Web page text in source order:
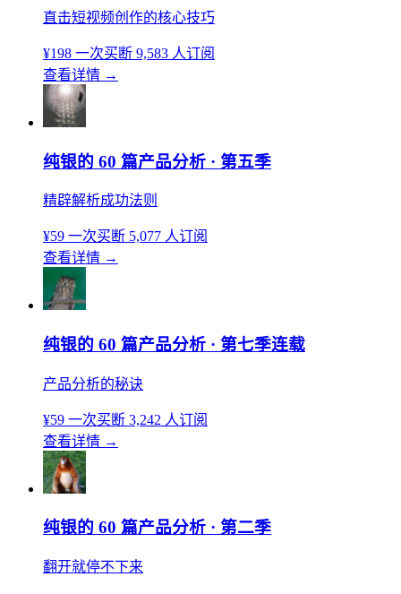
直击短视频创作的核心技巧
¥198 一次买断 9,583 人订阅
查看详情 →
纯银的 60 篇产品分析 · 第五季
精辟解析成功法则
¥59 一次买断 5,077 人订阅
查看详情 →
纯银的 60 篇产品分析 · 第七季连载
产品分析的秘诀
¥59 一次买断 3,242 人订阅
查看详情 →
纯银的 60 篇产品分析 · 第二季
翻开就停不下来